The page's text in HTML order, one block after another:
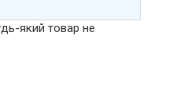
який товар не